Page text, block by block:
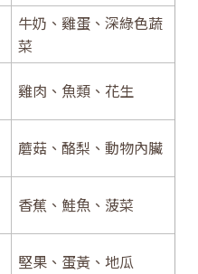
牛奶、雞蛋、深綠色蔬
菜
雞肉、魚類、花生
蘑菇、酪梨、動物內臟
香蕉、鮭魚、菠菜
堅果、蛋黃、地瓜